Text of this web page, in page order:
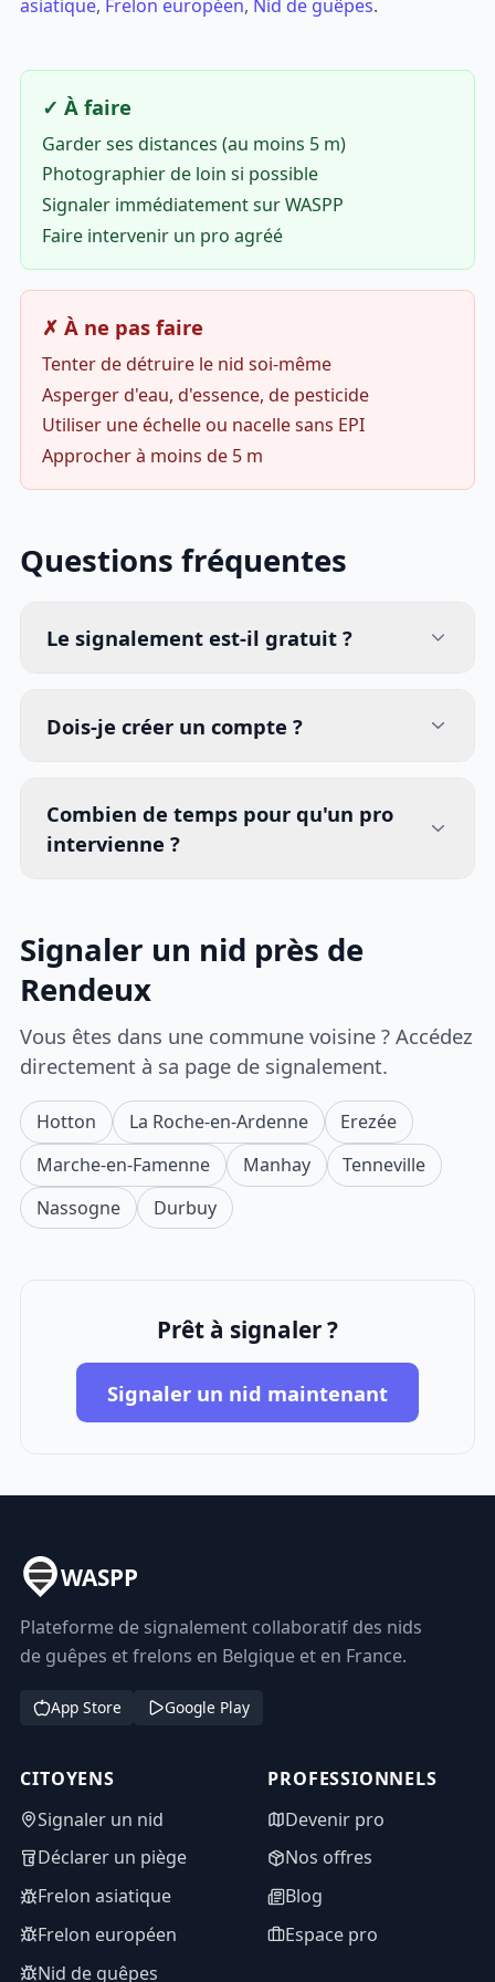
asiatique, Frelon européen, Nid de guêpes.
✓ À faire
Garder ses distances (au moins 5 m)
Photographier de loin si possible
Signaler immédiatement sur WASPP
Faire intervenir un pro agréé
✗ À ne pas faire
Tenter de détruire le nid soi-même
Asperger d'eau, d'essence, de pesticide
Utiliser une échelle ou nacelle sans EPI
Approcher à moins de 5 m
Questions fréquentes
Le signalement est-il gratuit ?
Dois-je créer un compte ?
Combien de temps pour qu'un pro
intervienne ?
Signaler un nid près de
Rendeux
Vous êtes dans une commune voisine ? Accédez
directement à sa page de signalement.
Hotton La Roche-en-Ardenne
Erezée
Marche-en-Famenne
Manhay
Tenneville
Nassogne
Durbuy
Prêt à signaler ?
Signaler un nid maintenant
WASPP
Plateforme de signalement collaboratif des nids
de guêpes et frelons en Belgique et en France.
App Store Google Play
CITOYENS
Signaler un nid
Déclarer un piège
Frelon asiatique
Frelon européen
Nid de guêpes
PROFESSIONNELS
Devenir pro
Nos offres
Blog
Espace pro